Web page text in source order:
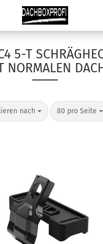
5-T
NORMALEN
nach 80 pro Seite